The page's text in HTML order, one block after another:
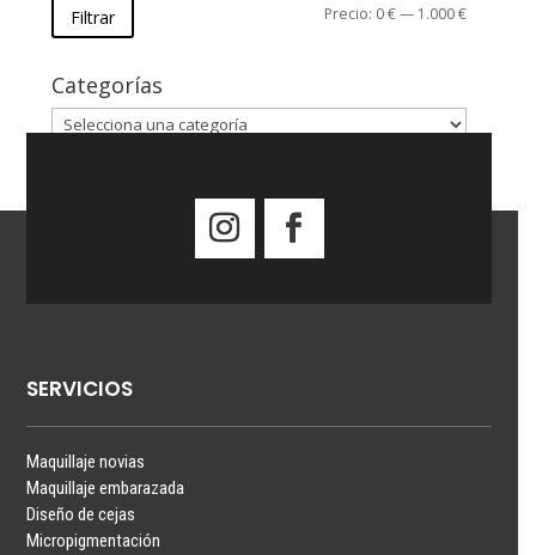
Precio
Precio
Filtrar Precio: 0 €— 1.000 €
Categorías
SERVICIOS
Maquillaje novias
Maquillaje embarazada
Diseño de cejas
Micropigmentación